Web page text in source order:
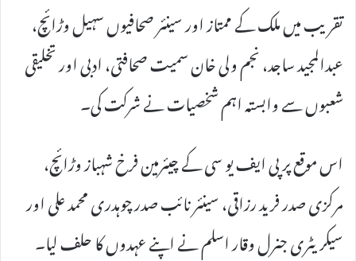
تقریب میں ملک کے ممتاز اور سینئر صحافیوں سہیل وڑائچ،
عبدالمجید ساجد، نجم ولی خان سمیت صحافتی، ادبی اور تخلیقی
شعبوں سے وابستہ اہم شخصیات نے شرکت کی۔
اس موقع پر پی ایف یو سی کے چیئرمین فرخ شہباز وڑائچ،
مرکزی صدر فرید رزاقی، سینئر نائب صدر چوہدری محمد علی اور
سیکریٹری جنرل وقار اسلم نے اپنے عہدوں کا حلف لیا۔